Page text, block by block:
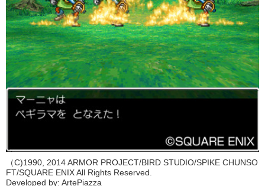
（C)1990, 2014 ARMOR PROJECT/BIRD STUDIO/SPIKE CHUNSO
FT/SQUARE ENIX All Rights Reserved.
Developed by: ArtePiazza